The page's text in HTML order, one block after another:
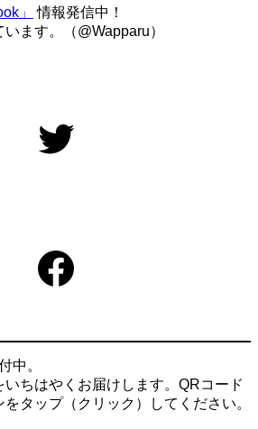
」
情報発信中！
ます。（@Wapparu）
Twitter
Facebook
中。
いちはやくお届けします。QRコード
タップ（クリック）してください。